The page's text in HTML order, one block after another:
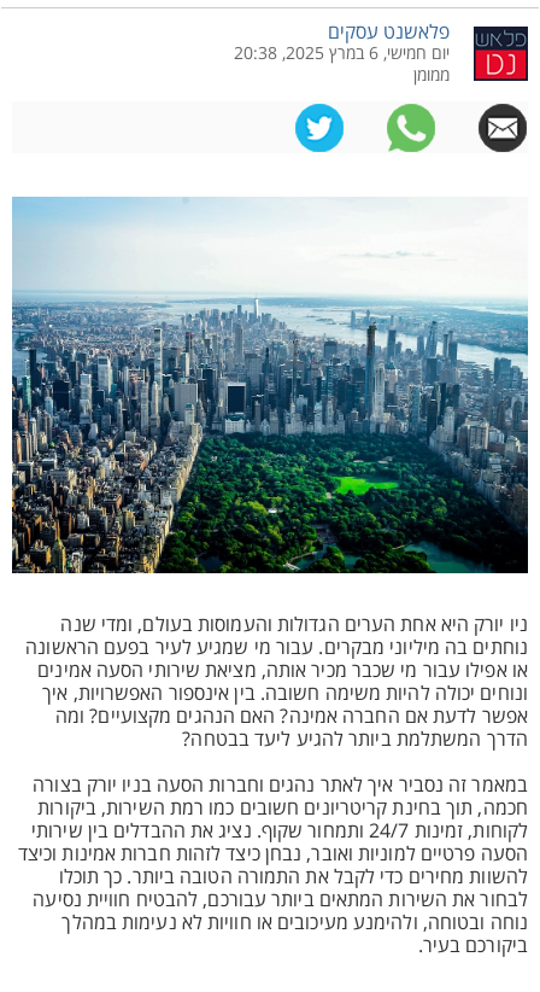
פלאשנט עסקים
יום חמישי, 6 במרץ 2025, 20:38
ממומן
ניו יורק היא אחת הערים הגדולות והעמוסות בעולם, ומדי שנה
נוחתים בה מיליוני מבקרים. עבור מי שמגיע לעיר בפעם הראשונה
או אפילו עבור מי שכבר מכיר אותה, מציאת שירותי הסעה אמינים
ונוחים יכולה להיות משימה חשובה. בין אינספור האפשרויות, איך
אפשר לדעת אם החברה אמינה? האם הנהגים מקצועיים? ומה
הדרך המשתלמת ביותר להגיע ליעד בבטחה?
במאמר זה נסביר איך לאתר נהגים וחברות הסעה בניו יורק בצורה
חכמה, תוך בחינת קריטריונים חשובים כמו רמת השירות, ביקורות
לקוחות, זמינות 24/7 ותמחור שקוף. נציג את ההבדלים בין שירותי
הסעה פרטיים למוניות ואובר, נבחן כיצד לזהות חברות אמינות וכיצד
להשוות מחירים כדי לקבל את התמורה הטובה ביותר. כך תוכלו
לבחור את השירות המתאים ביותר עבורכם, להבטיח חוויית נסיעה
נוחה ובטוחה, ולהימנע מעיכובים או חוויות לא נעימות במהלך
ביקורכם בעיר.